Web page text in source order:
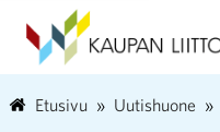
Etusivu Uutishuone